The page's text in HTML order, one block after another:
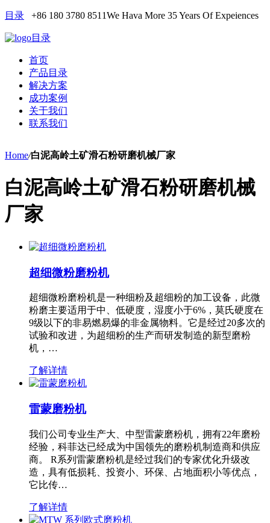
目录 +86 180 3780 8511We Hava More 35 Years Of Expeiences
目录
首页
产品目录
解决方案
成功案例
关于我们
联系我们
Home/白泥高岭土矿滑石粉研磨机械厂家
白泥高岭土矿滑石粉研磨机械
厂家
超细微粉磨粉机
超细微粉磨粉机是一种细粉及超细粉的加工设备，此微
粉磨主要适用于中、低硬度，湿度小于6%，莫氏硬度在
9级以下的非易燃易爆的非金属物料。它是经过20多次的
试验和改进，为超细粉的生产而研发制造的新型磨粉
机，…
了解详情
雷蒙磨粉机
我们公司专业生产大、中型雷蒙磨粉机，拥有22年磨粉
经验，科菲达已经成为中国领先的磨粉机制造商和供应
商。 R系列雷蒙磨粉机是经过我们的专家优化升级改
造，具有低损耗、投资小、环保、占地面积小等优点，
它比传…
了解详情